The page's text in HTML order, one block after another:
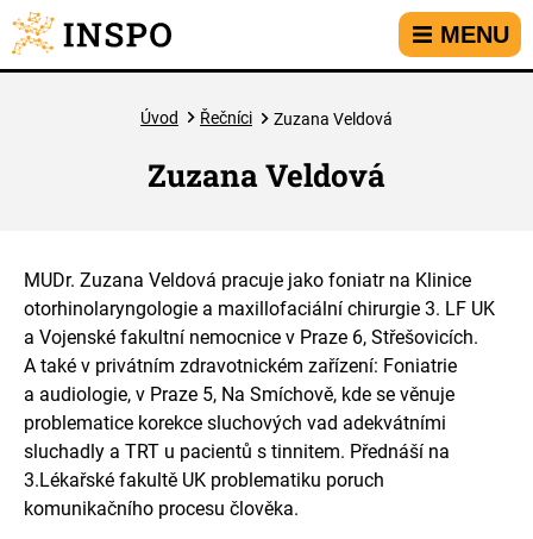
Přejít na hlavní menu
Přejít na obsah
Přejít na kontakt
MENU
Úvod Řečníci Zuzana Veldová
Zuzana Veldová
MUDr. Zuzana Veldová pracuje jako foniatr na Klinice
otorhinolaryngologie a maxillofaciální chirurgie 3. LF UK
a Vojenské fakultní nemocnice v Praze 6, Střešovicích.
A také v privátním zdravotnickém zařízení: Foniatrie
a audiologie, v Praze 5, Na Smíchově, kde se věnuje
problematice korekce sluchových vad adekvátními
sluchadly a TRT u pacientů s tinnitem. Přednáší na
3.Lékařské fakultě UK problematiku poruch
komunikačního procesu člověka.